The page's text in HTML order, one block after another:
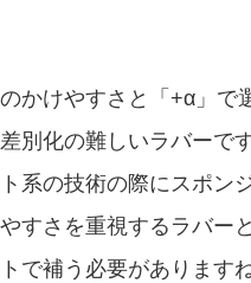
かけやすさと「+α」で
別化の難しいラバー
系の技術の際にスポン
すさを重視するラバー
で補う必要があります